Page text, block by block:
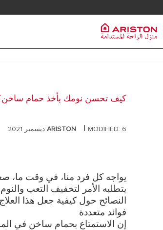
تواصل معنا
سخانات المياه الكهربائية
سخانات مياه بخزان
كيف تحسن نومك بأخذ حمام
ARISTON | MODIFIED: 6 ديسمبر 2021
يواجه كل فرد منا، في وقت ما،
يتطلبه الأمر لتخفيف التعب
النصائح حول كيفية جعل هذا العلاج
فوائد متعددة